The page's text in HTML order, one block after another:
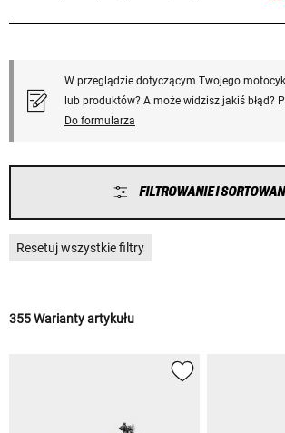
W przeglądzie dotyczącym Twojego
lub produktów? A może widzisz jakiś błąd?
Do formularza
FILTROWANIE I
Resetuj wszystkie filtry
355 Warianty artykułu